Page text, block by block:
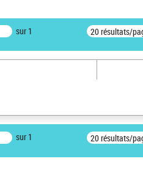
sur 1 20 résultats/
sur 1 20 résultats/